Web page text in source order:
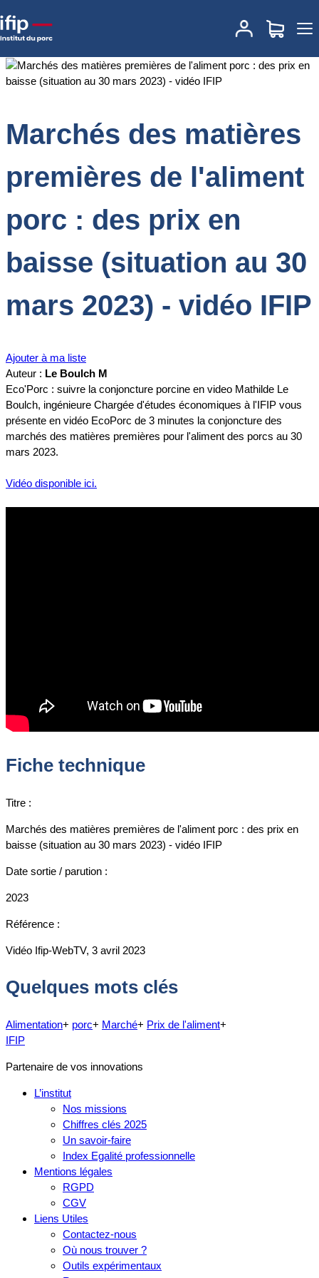
Accueil
Marchés des matières premières de
l'aliment porc : des prix en baisse (situation au 30 mars 2023) -
Marchés des matières
premières de l'aliment
porc : des prix en
baisse (situation au 30
mars 2023) - vidéo IFIP
Ajouter à ma liste
Auteur : Le Boulch M
Eco'Porc : suivre la conjoncture porcine en video Mathilde Le
Boulch, ingénieure Chargée d'études économiques à l'IFIP vous
présente en vidéo EcoPorc de 3 minutes la conjoncture des
marchés des matières premières pour l'aliment des porcs au 30
mars 2023.
Vidéo disponible ici.
Fiche technique
Titre :
Marchés des matières premières de l'aliment porc : des prix en
baisse (situation au 30 mars 2023) - vidéo IFIP
Date sortie / parution :
2023
Référence :
Vidéo Ifip-WebTV, 3 avril 2023
Quelques mots clés
Alimentation+ porc+ Marché+ Prix de l'aliment+
IFIP
Partenaire de vos innovations
L’institut
Nos missions
Chiffres clés 2025
Un savoir-faire
Index Egalité professionnelle
Mentions légales
RGPD
CGV
Liens Utiles
Contactez-nous
Où nous trouver ?
Outils expérimentaux